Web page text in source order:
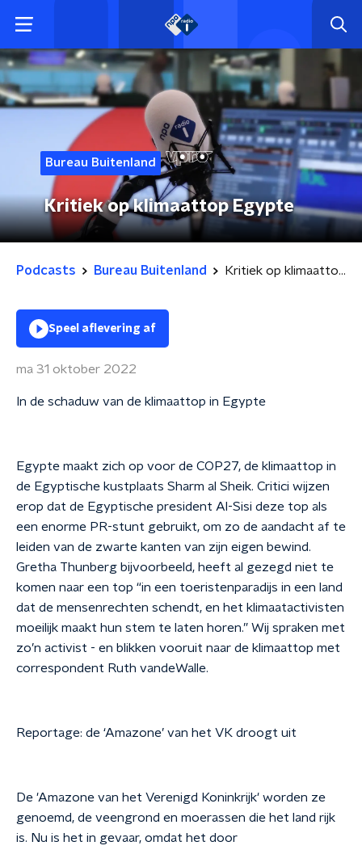
Bureau Buitenland
Kritiek op klimaattop Egypte
Podcasts Bureau Buitenland Kritiek op klimaattop Egypte
Speel aflevering af
ma 31 oktober 2022
In de schaduw van de klimaattop in Egypte
Egypte maakt zich op voor de COP27, de klimaattop in
de Egyptische kustplaats Sharm al Sheik. Critici wijzen
erop dat de Egyptische president Al-Sisi deze top als
een enorme PR-stunt gebruikt, om zo de aandacht af te
leiden van de zwarte kanten van zijn eigen bewind.
Gretha Thunberg bijvoorbeeld, heeft al gezegd niet te
komen naar een top “in een toeristenparadijs in een land
dat de mensenrechten schendt, en het klimaatactivisten
moeilijk maakt hun stem te laten horen.” Wij spraken met
zo’n activist - en blikken vooruit naar de klimaattop met
correspondent Ruth vandeWalle.
Reportage: de ‘Amazone’ van het VK droogt uit
De 'Amazone van het Verenigd Koninkrijk' worden ze
genoemd, de veengrond en moerassen die het land rijk
is. Nu is het in gevaar, omdat het door